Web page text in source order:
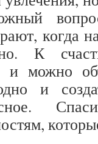
когда
К
и можно
и